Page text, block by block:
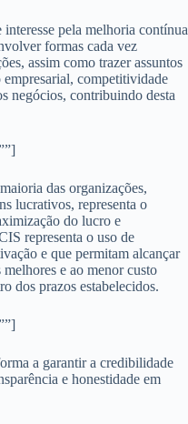
pela melhoria contínua
formas cada vez
assim como trazer assuntos
competitividade
negócios, contribuindo desta
das organizações,
lucrativos, representa o
do lucro e
representa o uso de
e que permitam alcançar
e ao menor custo
dos prazos estabelecidos.
a garantir a credibilidade
e honestidade em